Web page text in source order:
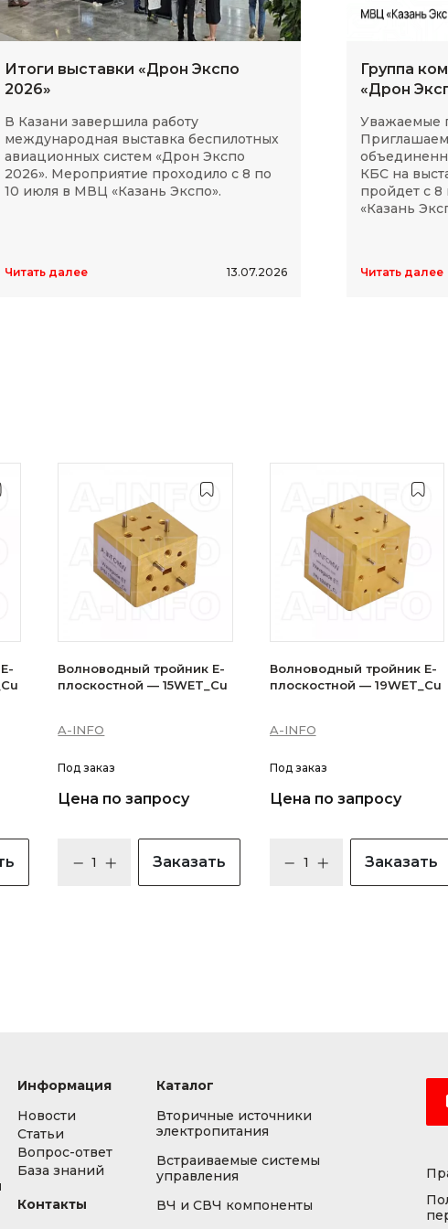
Итоги выставки «Дрон Экспо
2026»
В Казани завершила работу
международная выставка беспилотных
авиационных систем «Дрон Экспо
2026». Мероприятие проходило с 8 по
10 июля в МВЦ «Казань Экспо».
Читать далее 13.07.2026
Группа
«Дрон
Уважаемые
Приглашаем
КБС на
пройдет с
«Казань
Читать далее
Волноводный тройник E-
плоскостной — 15WET_Cu
A-INFO
Под заказ
Цена по запросу
Заказать
Волноводный тройник E-
плоскостной — 19WET_Cu
A-INFO
Под заказ
Цена по запросу
Заказать
Информация
Новости
Статьи
Вопрос-ответ
База знаний
Контакты
Каталог
Вторичные источники
электропитания
Встраиваемые системы
управления
ВЧ и СВЧ компоненты